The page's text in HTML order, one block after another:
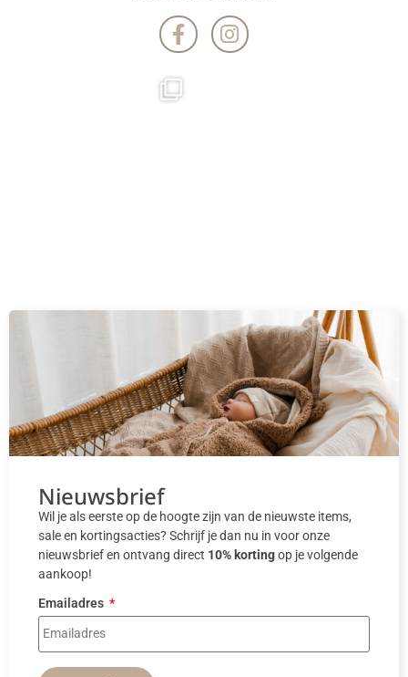
Nieuwsbrief
Wil je als eerste op de hoogte zijn van de nieuwste items,
sale en kortingsacties? Schrijf je dan nu in voor onze
nieuwsbrief en ontvang direct 10% kortingop je volgende
aankoop!
Emailadres